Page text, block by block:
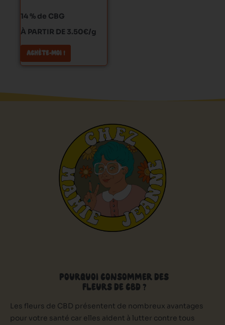
14 % de CBG
À PARTIR DE 3.50€/g
ACHÈTE-MOI !
page
produit
POURQUOI CONSOMMER DES
FLEURS DE CBD ?
Les fleurs de CBD présentent de nombreux avantages
pour votre santé car elles aident à lutter contre tous